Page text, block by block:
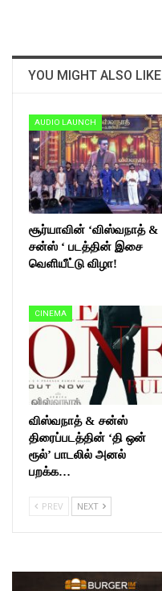
YOU MIGHT ALSO LIKE
AUDIO LAUNCH
சூர்யாவின் ‘விஸ்வநாத் &
சன்ஸ் ‘ படத்தின் இசை
வெளியீட்டு விழா!
CINEMA
விஸ்வநாத் & சன்ஸ்
திரைப்படத்தின் ‘தி ஒன்
ரூல்’ பாடலில் அனல்
பறக்க…
PREV NEXT